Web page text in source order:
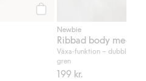
Newbie
Ribbad body med
Växa-funktion – dubbla
gren
199 kr.